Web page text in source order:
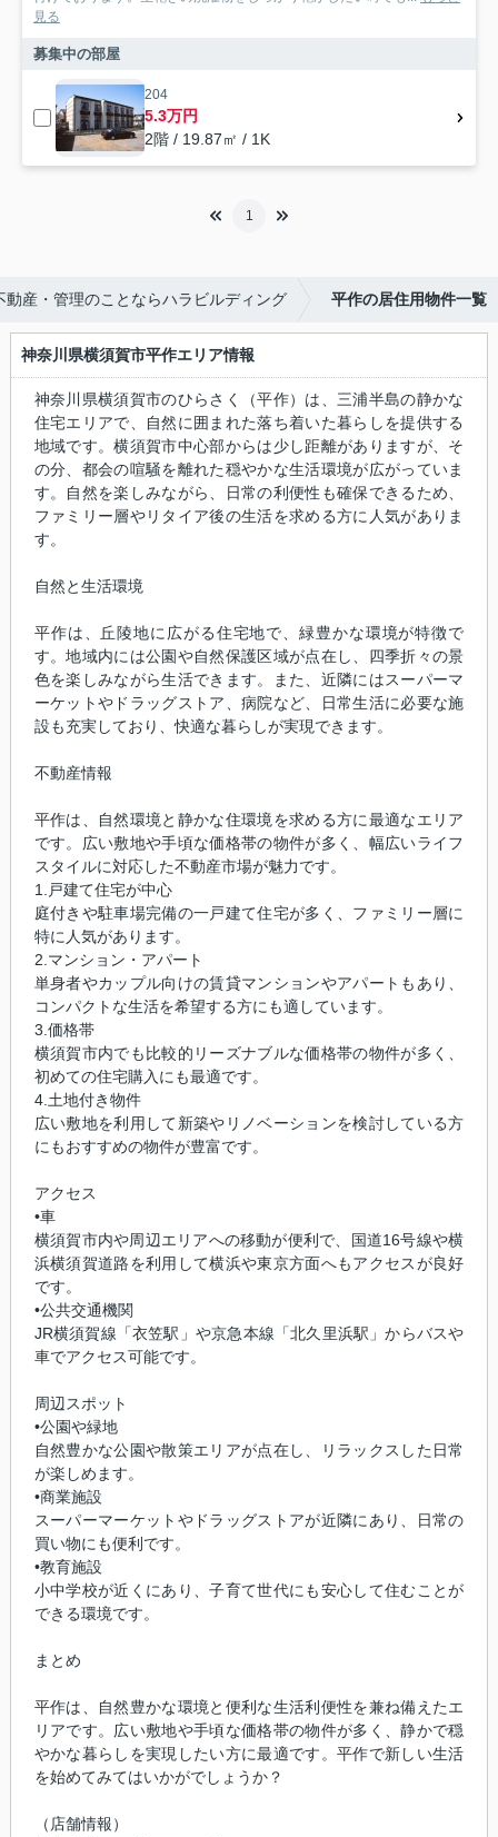
見る
募集中の部屋
204
5.3万円
2階 / 19.87㎡ / 1K
1
動産・管理のことならハラビルディング 平作の居住用物件一覧
神奈川県横須賀市平作エリア情報
神奈川県横須賀市のひらさく（平作）は、三浦半島の静かな
住宅エリアで、自然に囲まれた落ち着いた暮らしを提供する
地域です。横須賀市中心部からは少し距離がありますが、そ
の分、都会の喧騒を離れた穏やかな生活環境が広がっていま
す。自然を楽しみながら、日常の利便性も確保できるため、
ファミリー層やリタイア後の生活を求める方に人気がありま
す。
自然と生活環境
平作は、丘陵地に広がる住宅地で、緑豊かな環境が特徴で
す。地域内には公園や自然保護区域が点在し、四季折々の景
色を楽しみながら生活できます。また、近隣にはスーパーマ
ーケットやドラッグストア、病院など、日常生活に必要な施
設も充実しており、快適な暮らしが実現できます。
不動産情報
平作は、自然環境と静かな住環境を求める方に最適なエリア
です。広い敷地や手頃な価格帯の物件が多く、幅広いライフ
スタイルに対応した不動産市場が魅力です。
1.戸建て住宅が中心
庭付きや駐車場完備の一戸建て住宅が多く、ファミリー層に
特に人気があります。
2.マンション・アパート
単身者やカップル向けの賃貸マンションやアパートもあり、
コンパクトな生活を希望する方にも適しています。
3.価格帯
横須賀市内でも比較的リーズナブルな価格帯の物件が多く、
初めての住宅購入にも最適です。
4.土地付き物件
広い敷地を利用して新築やリノベーションを検討している方
にもおすすめの物件が豊富です。
アクセス
•車
横須賀市内や周辺エリアへの移動が便利で、国道16号線や横
浜横須賀道路を利用して横浜や東京方面へもアクセスが良好
です。
•公共交通機関
JR横須賀線「衣笠駅」や京急本線「北久里浜駅」からバスや
車でアクセス可能です。
周辺スポット
•公園や緑地
自然豊かな公園や散策エリアが点在し、リラックスした日常
が楽しめます。
•商業施設
スーパーマーケットやドラッグストアが近隣にあり、日常の
買い物にも便利です。
•教育施設
小中学校が近くにあり、子育て世代にも安心して住むことが
できる環境です。
まとめ
平作は、自然豊かな環境と便利な生活利便性を兼ね備えたエ
リアです。広い敷地や手頃な価格帯の物件が多く、静かで穏
やかな暮らしを実現したい方に最適です。平作で新しい生活
を始めてみてはいかがでしょうか？
（店舗情報）